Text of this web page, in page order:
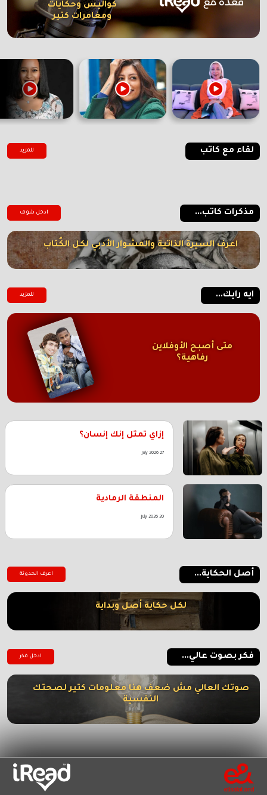
كواليس وحكايات
ومغامرات كتير
لقاء مع كاتب للمزيد
مذكرات كاتب... ادخل شوف
اعرف السيرة الذاتية والمشوار الأدبي لكل الكُتاب
ايه رايك... للمزيد
متى أصبح الأوفلاين
رفاهية؟
إزاي تمثل إنك إنسان؟
27 July 2026
المنطقة الرمادية
20 July 2026
أصل الحكاية... اعرف الحدوتة
لكل حكاية أصل وبداية
فكر بصوت عالي... ادخل فكر
صوتك العالي مش ضعف هنا معلومات كتير لصحتك
النفسية